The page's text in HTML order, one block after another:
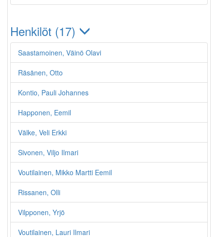
Henkilöt (17)
Saastamoinen, Väinö Olavi
Räsänen, Otto
Kontio, Pauli Johannes
Happonen, Eemil
Välke, Veli Erkki
Sivonen, Viljo Ilmari
Voutilainen, Mikko Martti Eemil
Rissanen, Olli
Vilpponen, Yrjö
Voutilainen, Lauri Ilmari